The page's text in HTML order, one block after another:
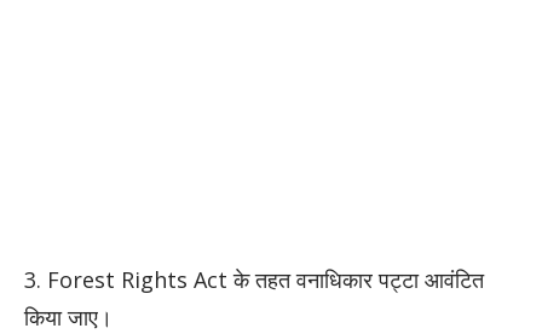
3. Forest Rights Act के तहत वनाधिकार पट्टा आवंटित
किया जाए।